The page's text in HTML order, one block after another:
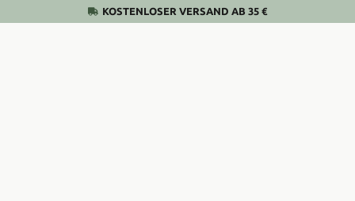
KOSTENLOSER VERSAND AB 35 €